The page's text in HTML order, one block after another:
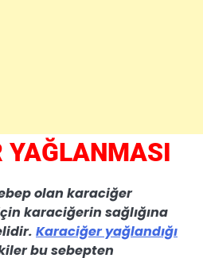
YAĞLANMASI
olan karaciğer
karaciğerin sağlığına
Karaciğer yağlandığı
bu sebepten